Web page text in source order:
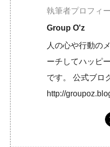
執筆者プロフィ
Group O'z
人の心や行動の
ーチしてハッピ
です。 公式ブロ
http://